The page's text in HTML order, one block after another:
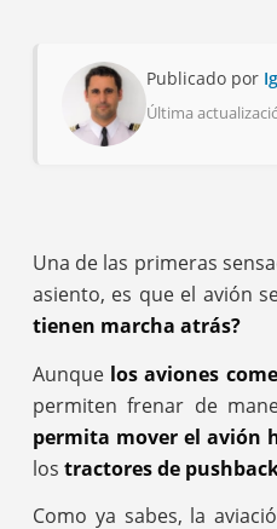
Publicado por
Última
Una de las primeras
asiento, es que el avión
tienen marcha atrás?
Aunque los aviones
permiten frenar de
permita mover el avión
los tractores de
Como ya sabes, la